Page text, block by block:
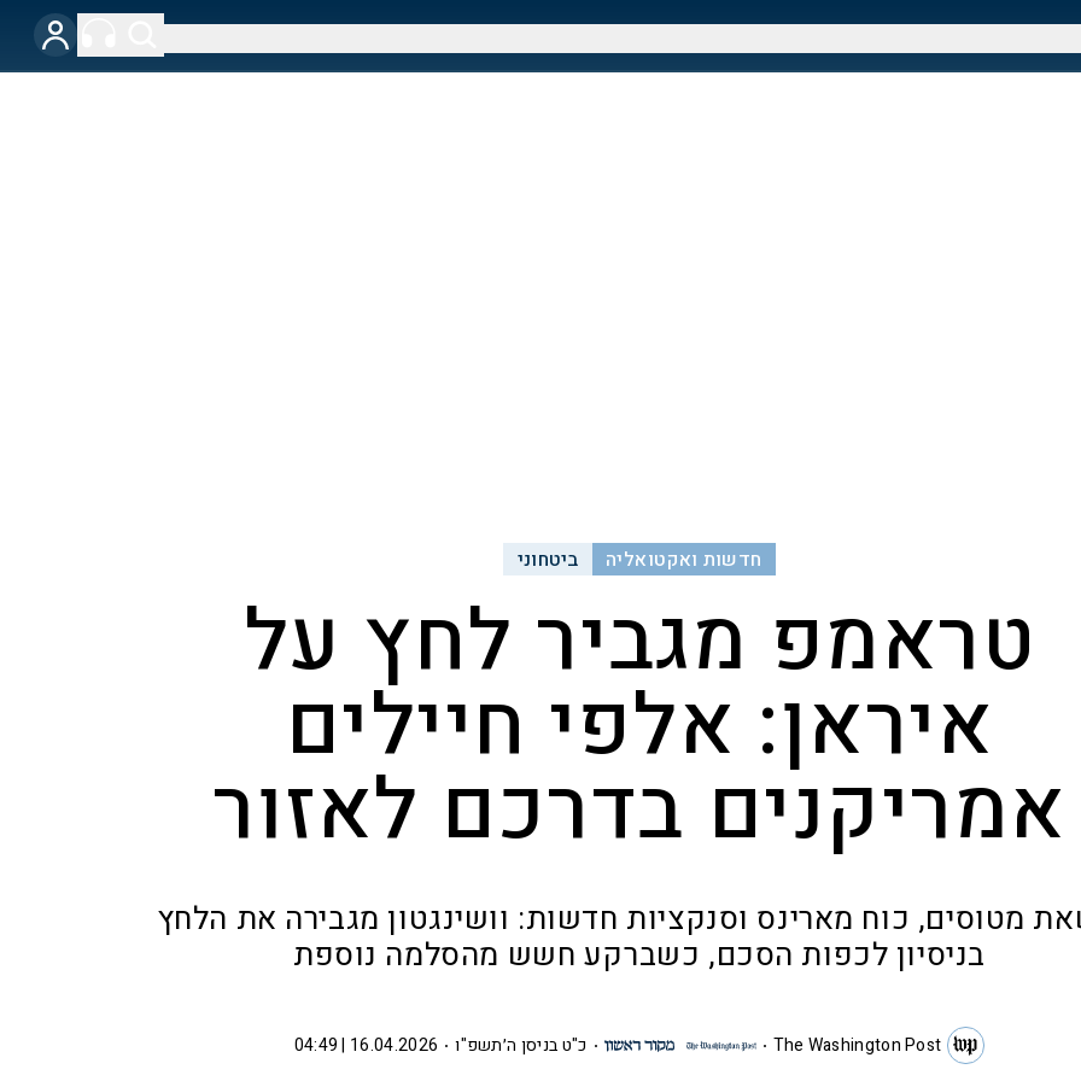
חדשות ואקטואליה ביטחוני
טראמפ מגביר לחץ על
איראן: אלפי חיילים
אמריקנים בדרכם לאזור
מטוסים, כוח מארינס וסנקציות חדשות: וושינגטון מגבירה את הלחץ
בניסיון לכפות הסכם, כשברקע חשש מהסלמה נוספת
The Washington Post כ"ט בניסן ה׳תשפ"ו 16.04.2026 | 04:49